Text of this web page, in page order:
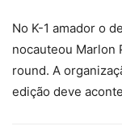
No K-1 amador o
nocauteou Marlon
round. A
edição deve